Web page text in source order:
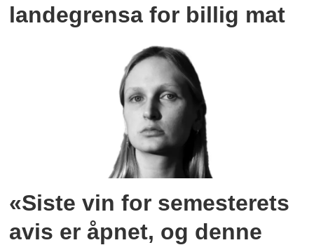
landegrensa for billig mat
«Siste vin for semesterets
avis er åpnet, og denne